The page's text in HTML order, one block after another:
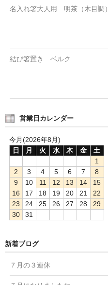
名入れ箸大人用 明茶（木目調）
結び箸置き ベルク
営業日カレンダー
今月(2026年8月)
日
月 火 水 木 金
土
1
2
3 4 5 6 7
8
9
10 11 12 13 14
15
16
17 18 19 20 21
22
23
24 25 26 27 28
29
30
31
新着ブログ
７月の３連休